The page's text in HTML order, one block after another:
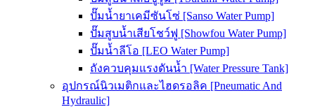
ปั๊มน้ำยาเคมีซันโซ่ [Sanso Water Pump]
ปั๊มสูบน้ำเสียโชว์ฟู [Showfou Water Pump]
ปั๊มน้ำลีโอ [LEO Water Pump]
ถังควบคุมแรงดันน้ำ [Water Pressure Tank]
อุปกรณ์นิวเมติกและไฮดรอลิค [Pneumatic And
Hydraulic]